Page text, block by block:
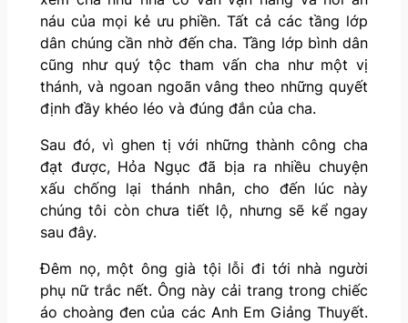
náu của mọi kẻ ưu phiền. Tất cả các tầng lớp
dân chúng cần nhờ đến cha. Tầng lớp bình dân
cũng như quý tộc tham vấn cha như một vị
thánh, và ngoan ngoãn vâng theo những quyết
định đầy khéo léo và đúng đắn của cha.
Sau đó, vì ghen tị với những thành công cha
đạt được, Hỏa Ngục đã bịa ra nhiều chuyện
xấu chống lại thánh nhân, cho đến lúc này
chúng tôi còn chưa tiết lộ, nhưng sẽ kể ngay
sau đây.
Đêm nọ, một ông già tội lỗi đi tới nhà người
phụ nữ trắc nết. Ông này cải trang trong chiếc
áo choàng đen của các Anh Em Giảng Thuyết.